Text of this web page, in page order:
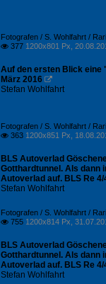
Fotografen / S. Wohlfahrt /
 377 1200x801 Px,
Auf den ersten Blick eine
März 2016 
Stefan Wohlfahrt
Fotografen / S. Wohlfahrt /
 363 1200x851 Px,
BLS Autoverlad
Gotthardtunnel. Als dann
Autoverlad auf. BLS Re
Stefan Wohlfahrt
Fotografen / S. Wohlfahrt /
 755 1200x814 Px,
BLS Autoverlad
Gotthardtunnel. Als dann
Autoverlad auf. BLS Re
Stefan Wohlfahrt